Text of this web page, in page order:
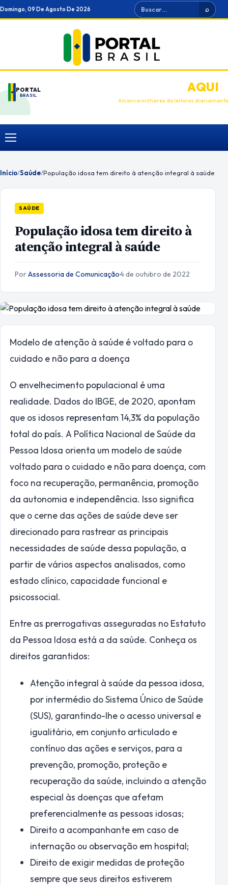
Ir
para
Domingo, 09 De Agosto De 2026 Buscar ⌕
PORTAL
BRASIL
ANUNCIEAQUI
Alcance milhares de leitores diariamente
Menu
Início/Saúde/População idosa tem direito à atenção integral à saúde
SAÚDE
População idosa tem direito à
atenção integral à saúde
PorAssessoria de Comunicação·4 de outubro de 2022
Modelo de atenção à saúde é voltado para o
cuidado e não para a doença
O envelhecimento populacional é uma
realidade. Dados do IBGE, de 2020, apontam
que os idosos representam 14,3% da população
total do país. A Política Nacional de Saúde da
Pessoa Idosa orienta um modelo de saúde
voltado para o cuidado e não para doença, com
foco na recuperação, permanência, promoção
da autonomia e independência. Isso significa
que o cerne das ações de saúde deve ser
direcionado para rastrear as principais
necessidades de saúde dessa população, a
partir de vários aspectos analisados, como
estado clínico, capacidade funcional e
psicossocial.
Entre as prerrogativas asseguradas no Estatuto
da Pessoa Idosa está a da saúde. Conheça os
direitos garantidos:
Atenção integral à saúde da pessoa idosa,
por intermédio do Sistema Único de Saúde
(SUS), garantindo-lhe o acesso universal e
igualitário, em conjunto articulado e
contínuo das ações e serviços, para a
prevenção, promoção, proteção e
recuperação da saúde, incluindo a atenção
especial às doenças que afetam
preferencialmente as pessoas idosas;
Direito a acompanhante em caso de
internação ou observação em hospital;
Direito de exigir medidas de proteção
sempre que seus direitos estiverem